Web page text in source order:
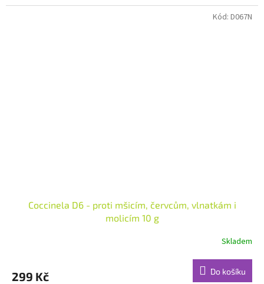
Coccinela D6 - proti mšicím, červcům, vlnatkám i
molicím 10 g
Skladem
299 Kč Do košíku
Kód: D067N